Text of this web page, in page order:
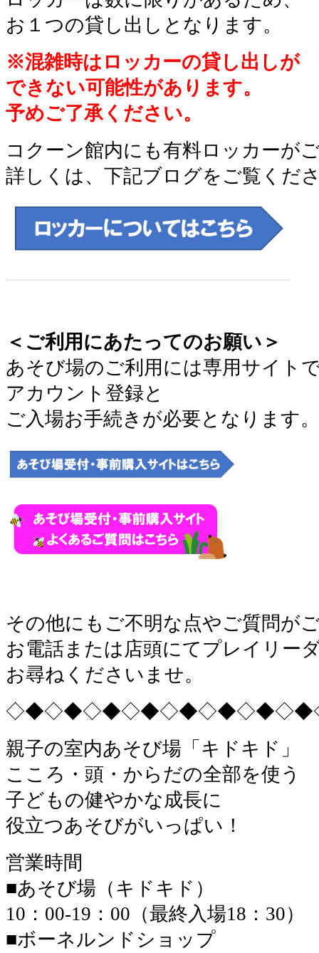
お１つの貸し出しとなります。
※混雑時は ロッカーの貸し出しが
できない可能性があります。
予めご了承ください。
コクーン館内にも有料ロッカーが
詳しくは、下記ブログをご覧くだ
＜ご利用にあたってのお願い＞
あそび場のご利用には専用サイト
アカウント登録と
ご入場お手続きが必要となります。
その他にもご不明な点やご質問が
お電話または店頭にてプレイリー
お尋ねくださいませ。
親子の室内あそび場「キドキド」
こころ・頭・からだの全部を使う
子どもの健やかな成長に
役立つあそびがいっぱい！
営業時間
■あそび場（キドキド）
10：00-19：00（最終入場18：30）
■ボーネルンドショップ